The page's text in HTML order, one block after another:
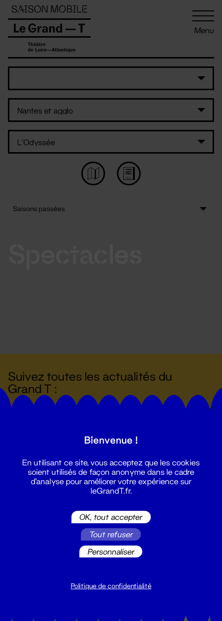
Menu
Suivez toutes les actualités du
Grand T :
billetterie@leGrandT.fr
Du lundi au vendredi 14h → 18h
Panneau de gestion des cookies
Bienvenue !
En utilisant ce site, vous acceptez que les cookies
soient utilisés de façon anonyme dans le cadre
d'analyse pour améliorer votre expérience sur
leGrandT.fr.
OK, tout accepter
Tout refuser
Personnaliser
Politique de confidentialité